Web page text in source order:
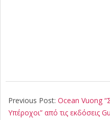
02-
06
Previous Post: Ocean Vuong
Υπέροχοι” από τις εκδόσεις